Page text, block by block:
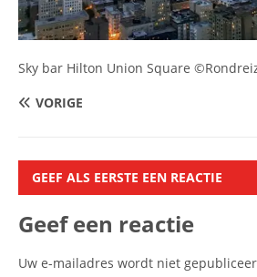
Sky bar Hilton Union Square
VORIGE
GEEF ALS EERSTE EEN REACTIE
Geef een reactie
Uw e-mailadres wordt niet